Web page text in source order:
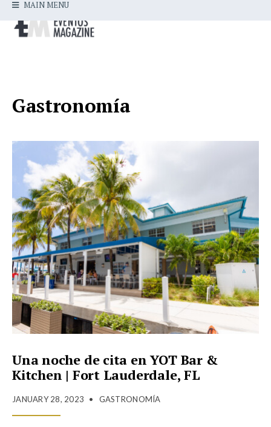
MAIN MENU
Gastronomía
Una noche de cita en YOT Bar &
Kitchen | Fort Lauderdale, FL
JANUARY 28, 2023 • GASTRONOMÍA